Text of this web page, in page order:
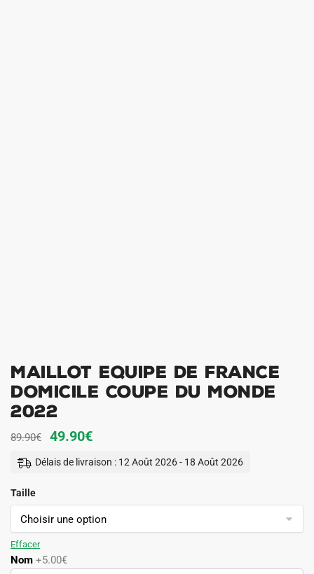
MAILLOT EQUIPE DE FRANCE
DOMICILE COUPE DU MONDE
2022
89.90€
Le
prix
89.90€.
49.90€Le
prix
49.90€.
Délais de livraison : 12 Août 2026 - 18 Août 2026
Taille
Effacer
Nom +5.00€